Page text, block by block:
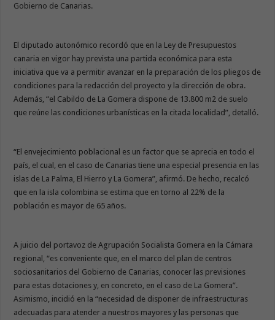
Gobierno de Canarias.
El diputado autonómico recordó que en la Ley de Presupuestos
canaria en vigor hay prevista una partida económica para esta
iniciativa que va a permitir avanzar en la preparación de los pliegos de
condiciones para la redacción del proyecto y la dirección de obra.
Además, “el Cabildo de La Gomera dispone de 13.800 m2 de suelo
que reúne las condiciones urbanísticas en la citada localidad”, detalló.
“El envejecimiento poblacional es un factor que se aprecia en todo el
país, el cual, en el caso de Canarias tiene una especial presencia en las
islas de La Palma, El Hierro y La Gomera”, afirmó. De hecho, recalcó
que en la isla colombina se estima que en torno al 22% de la
población es mayor de 65 años.
A juicio del portavoz de Agrupación Socialista Gomera en la Cámara
regional, “es conveniente que, en el marco del plan de centros
sociosanitarios del Gobierno de Canarias, conocer las previsiones
para estas dotaciones y, en concreto, en el caso de La Gomera”.
Asimismo, incidió en la “necesidad de disponer de infraestructuras
adecuadas para atender a nuestros mayores y las personas que